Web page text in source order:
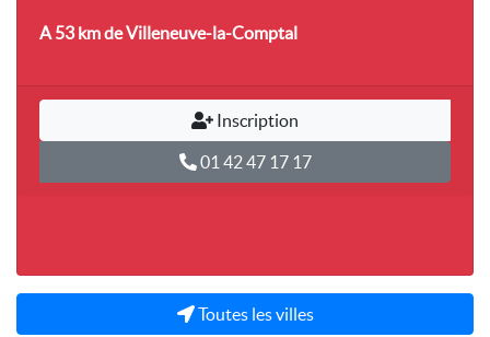
A 53 kmde Villeneuve-la-Comptal
Inscription
01 42 47 17 17
Toutes les villes